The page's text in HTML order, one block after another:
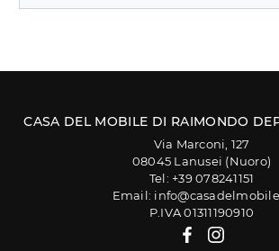
CASA DEL MOBILE DI RAIMONDO
Via Marconi, 127
08045 Lanusei (Nuoro)
Tel: +39 078241151
Email:
P.IVA 01311190910